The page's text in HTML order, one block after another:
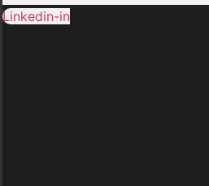
Linkedin-in